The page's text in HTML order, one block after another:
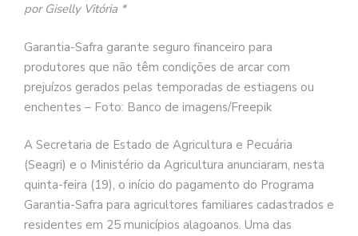
por Giselly Vitória *
Garantia-Safra garante seguro financeiro para
produtores que não têm condições de arcar com
prejuízos gerados pelas temporadas de estiagens ou
enchentes – Foto: Banco de imagens/Freepik
A Secretaria de Estado de Agricultura e Pecuária
(Seagri) e o Ministério da Agricultura anunciaram, nesta
quinta-feira (19), o início do pagamento do Programa
Garantia-Safra para agricultores familiares cadastrados e
residentes em 25 municípios alagoanos. Uma das